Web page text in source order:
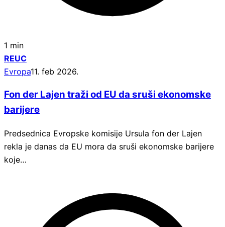
1 min
REUC
Evropa11. feb 2026.
Fon der Lajen traži od EU da sruši ekonomske
barijere
Predsednica Evropske komisije Ursula fon der Lajen
rekla je danas da EU mora da sruši ekonomske barijere
koje…